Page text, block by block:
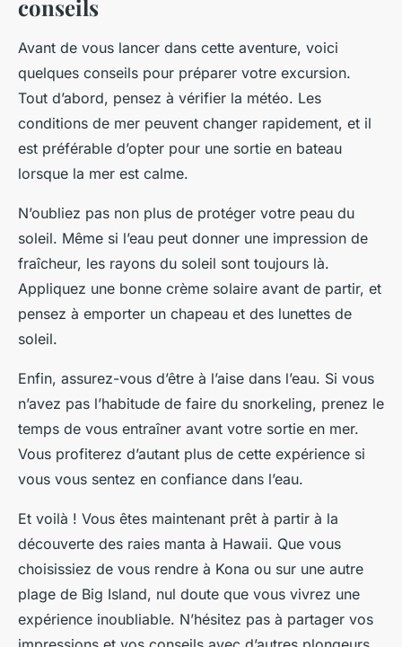
conseils
Avant de vous lancer dans cette aventure, voici
quelques conseils pour préparer votre excursion.
Tout d’abord, pensez à vérifier la météo. Les
conditions de mer peuvent changer rapidement, et il
est préférable d’opter pour une sortie en bateau
lorsque la mer est calme.
N’oubliez pas non plus de protéger votre peau du
soleil. Même si l’eau peut donner une impression de
fraîcheur, les rayons du soleil sont toujours là.
Appliquez une bonne crème solaire avant de partir, et
pensez à emporter un chapeau et des lunettes de
soleil.
Enfin, assurez-vous d’être à l’aise dans l’eau. Si vous
n’avez pas l’habitude de faire du snorkeling, prenez le
temps de vous entraîner avant votre sortie en mer.
Vous profiterez d’autant plus de cette expérience si
vous vous sentez en confiance dans l’eau.
Et voilà ! Vous êtes maintenant prêt à partir à la
découverte des raies manta à Hawaii. Que vous
choisissiez de vous rendre à Kona ou sur une autre
plage de Big Island, nul doute que vous vivrez une
expérience inoubliable. N’hésitez pas à partager vos